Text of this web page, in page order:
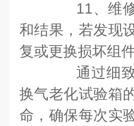
11、维修
和结果，若发现
复或更换损坏组件
通过细致
换气老化试验箱
命，确保每次实